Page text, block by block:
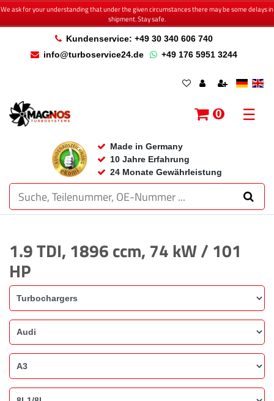
We ask for your understanding that under the given circumstances there may be some delays in
shipment. Stay safe.
Kundenservice: +49 30 340 606 740
info@turboservice24.de
+49 176 5951 3244
Made in Germany
10 Jahre Erfahrung
24 Monate Gewährleistung
0 ☰
1.9 TDI, 1896 ccm, 74 kW / 101
HP